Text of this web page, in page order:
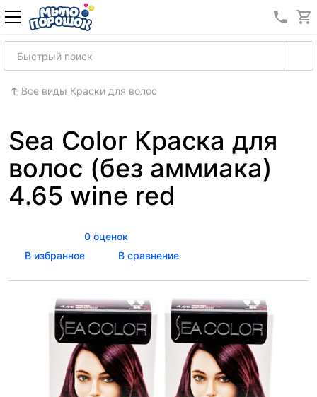
8
Все виды Краски для волос
Sea Color Краска для
волос (без аммиака)
4.65 wine red
0 оценок
В избранное
В сравнение